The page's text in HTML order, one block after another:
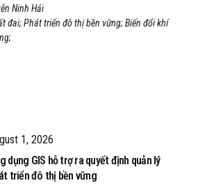
Ninh Hải
đai; Phát triển đô thị bền vững; Biến đổi khí
1, 2026
dụng GIS hỗ trợ ra quyết định quản lý
triển đô thị bền vững